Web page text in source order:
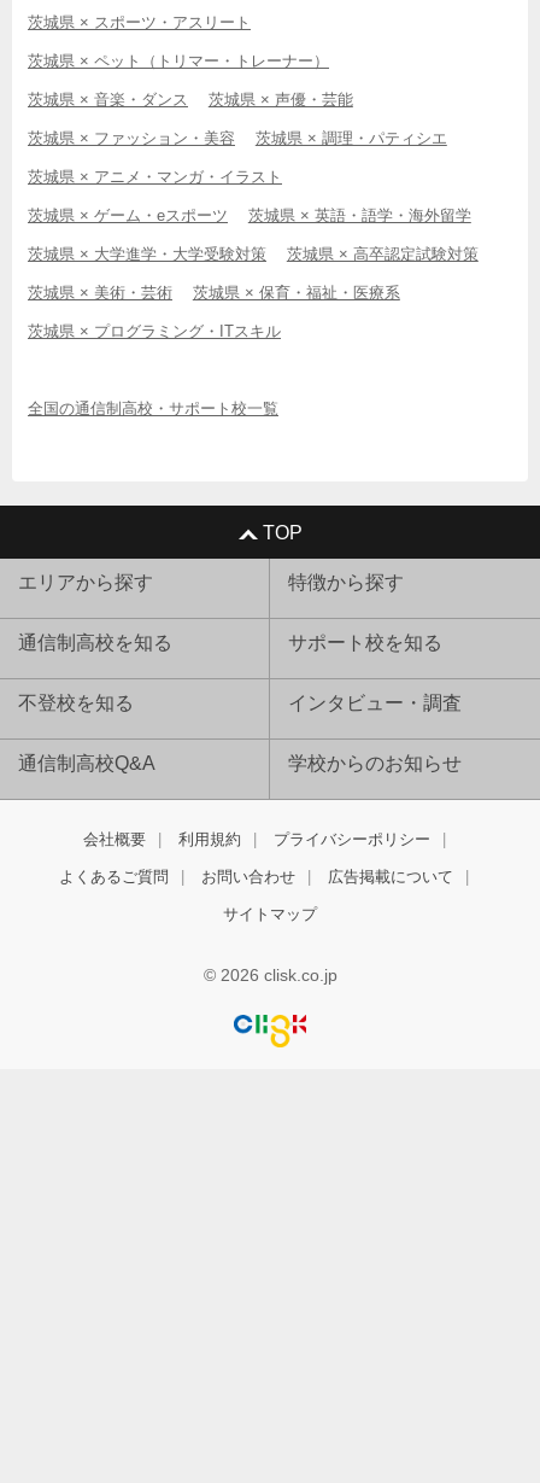
茨城県 × スポーツ・アスリート
茨城県 × ペット（トリマー・トレーナー）
茨城県 × 音楽・ダンス 茨城県 × 声優・芸能
茨城県 × ファッション・美容 茨城県 × 調理・パティシエ
茨城県 × アニメ・マンガ・イラスト
茨城県 × ゲーム・eスポーツ 茨城県 × 英語・語学・海外留学
茨城県 × 大学進学・大学受験対策 茨城県 × 高卒認定試験対策
茨城県 × 美術・芸術 茨城県 × 保育・福祉・医療系
茨城県 × プログラミング・ITスキル
全国の通信制高校・サポート校一覧
TOP
エリアから探す 特徴から探す
通信制高校を知る サポート校を知る
不登校を知る インタビュー・調査
通信制高校Q&A 学校からのお知らせ
会社概要 利用規約 プライバシーポリシー
よくあるご質問 お問い合わせ 広告掲載について
サイトマップ
© 2026 clisk.co.jp